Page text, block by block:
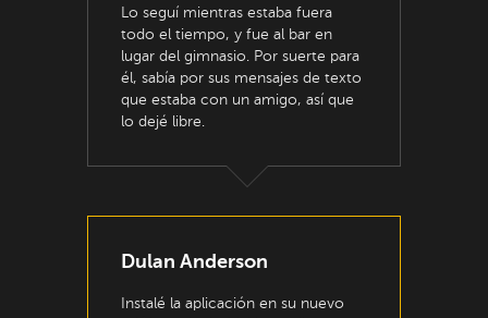
Lo seguí mientras estaba fuera
todo el tiempo, y fue al bar en
lugar del gimnasio. Por suerte para
él, sabía por sus mensajes de texto
que estaba con un amigo, así que
lo dejé libre.
Dulan Anderson
Instalé la aplicación en su nuevo